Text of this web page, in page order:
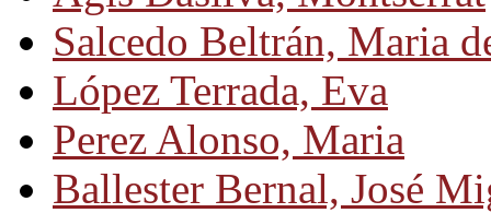
Salcedo Beltrán, Maria
López Terrada, Eva
Perez Alonso, Maria
Ballester Bernal, José